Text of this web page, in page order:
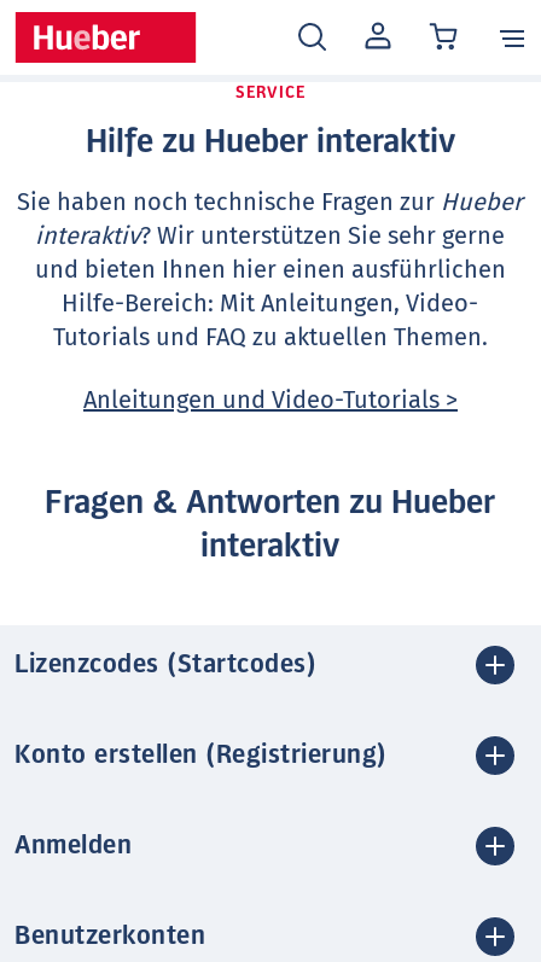
MEIN
KONTO
SERVICE
Hilfe zu Hueber interaktiv
Sie haben noch technische Fragen zur Hueber
interaktiv? Wir unterstützen Sie sehr gerne
und bieten Ihnen hier einen ausführlichen
Hilfe-Bereich: Mit Anleitungen, Video-
Tutorials und FAQ zu aktuellen Themen.
Anleitungen und Video-Tutorials >
Fragen & Antworten zu Hueber
interaktiv
Lizenzcodes (Startcodes)
Konto erstellen (Registrierung)
Anmelden
Benutzerkonten